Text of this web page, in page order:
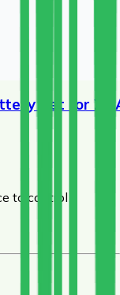
Set for
to control